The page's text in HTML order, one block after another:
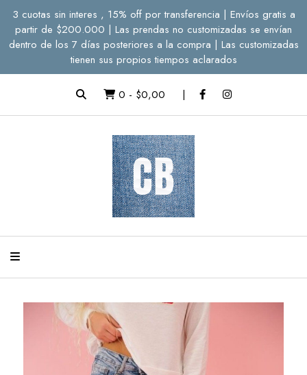
3 cuotas sin interes , 15% off por transferencia | Envíos gratis a
partir de $200.000 | Las prendas no customizadas se envían
dentro de los 7 días posteriores a la compra | Las customizadas
tienen sus propios tiempos aclarados
0 - $0,00